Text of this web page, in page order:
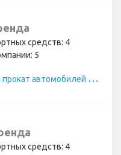
средств: 4
5
П
росмотреть прокат автомобилей Renault
средств: 4